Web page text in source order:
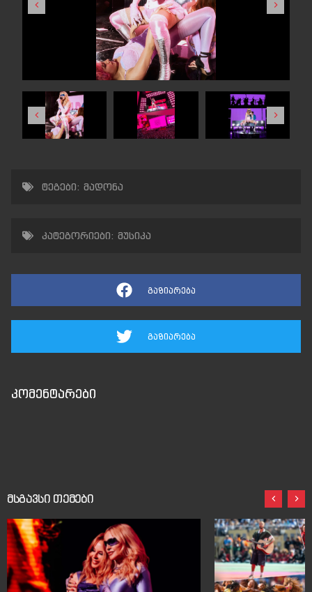
ტეგები: მადონა
კატეგორიები: მუსიკა
გაზიარება
გაზიარება
კომენტარები
მსგავსი თემები